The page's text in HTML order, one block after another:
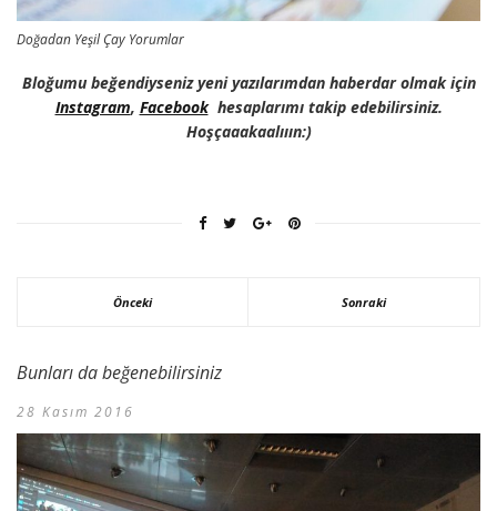
Doğadan Yeşil Çay Yorumlar
Bloğumu beğendiyseniz yeni yazılarımdan haberdar olmak için
Instagram, Facebookhesaplarımı takip edebilirsiniz.
Hoşçaaakaalııın:)
Önceki Sonraki
Bunları da beğenebilirsiniz
28 Kasım 2016